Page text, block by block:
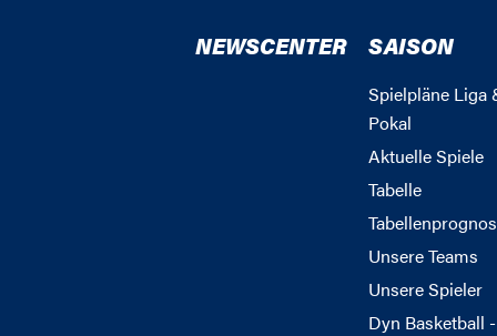
NEWSCENTER SAISON
Spielpläne Liga
Pokal
Aktuelle Spiele
Tabelle
Unsere Teams
Unsere Spieler
Dyn Basketball -